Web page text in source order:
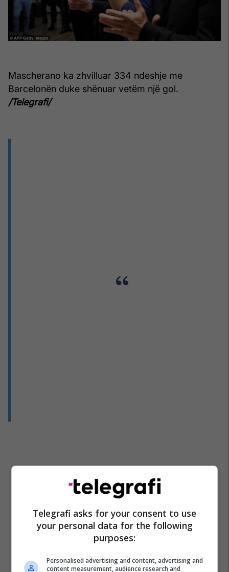
Mascherano ka zhvilluar 334 ndeshje me
Barcelonën duke shënuar vetëm një gol.
/Telegrafi/
Javier Mascherano
Telegrafi asks for your consent to use
your personal data for the following
purposes:
Personalised advertising and content, advertising and
content measurement, audience research and